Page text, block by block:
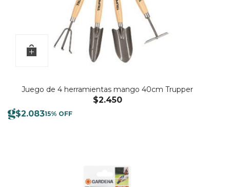
Juego de 4 herramientas mango 40cm Trupper
$2.450
$2.08315% OFF